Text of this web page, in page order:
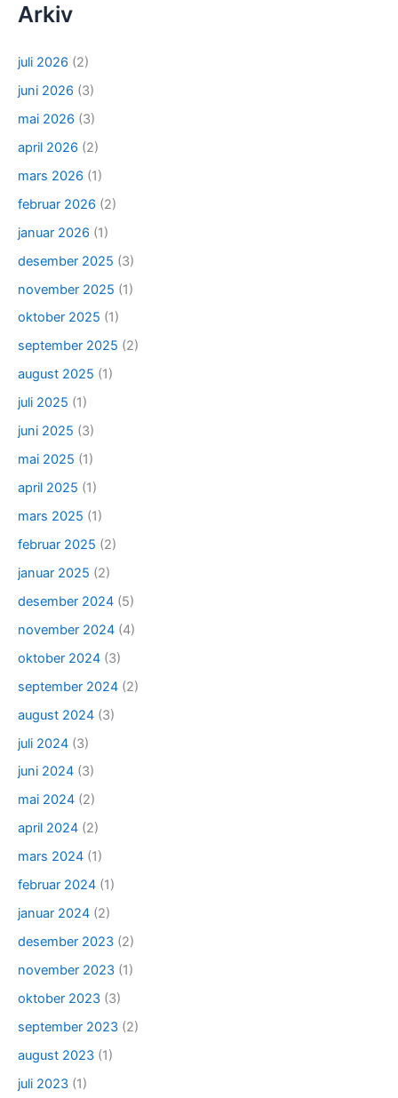
Arkiv
juli 2026 (2)
juni 2026 (3)
mai 2026 (3)
april 2026 (2)
mars 2026 (1)
februar 2026 (2)
januar 2026 (1)
desember 2025 (3)
november 2025 (1)
oktober 2025 (1)
september 2025 (2)
august 2025 (1)
juli 2025 (1)
juni 2025 (3)
mai 2025 (1)
april 2025 (1)
mars 2025 (1)
februar 2025 (2)
januar 2025 (2)
desember 2024 (5)
november 2024 (4)
oktober 2024 (3)
september 2024 (2)
august 2024 (3)
juli 2024 (3)
juni 2024 (3)
mai 2024 (2)
april 2024 (2)
mars 2024 (1)
februar 2024 (1)
januar 2024 (2)
desember 2023 (2)
november 2023 (1)
oktober 2023 (3)
september 2023 (2)
august 2023 (1)
juli 2023 (1)